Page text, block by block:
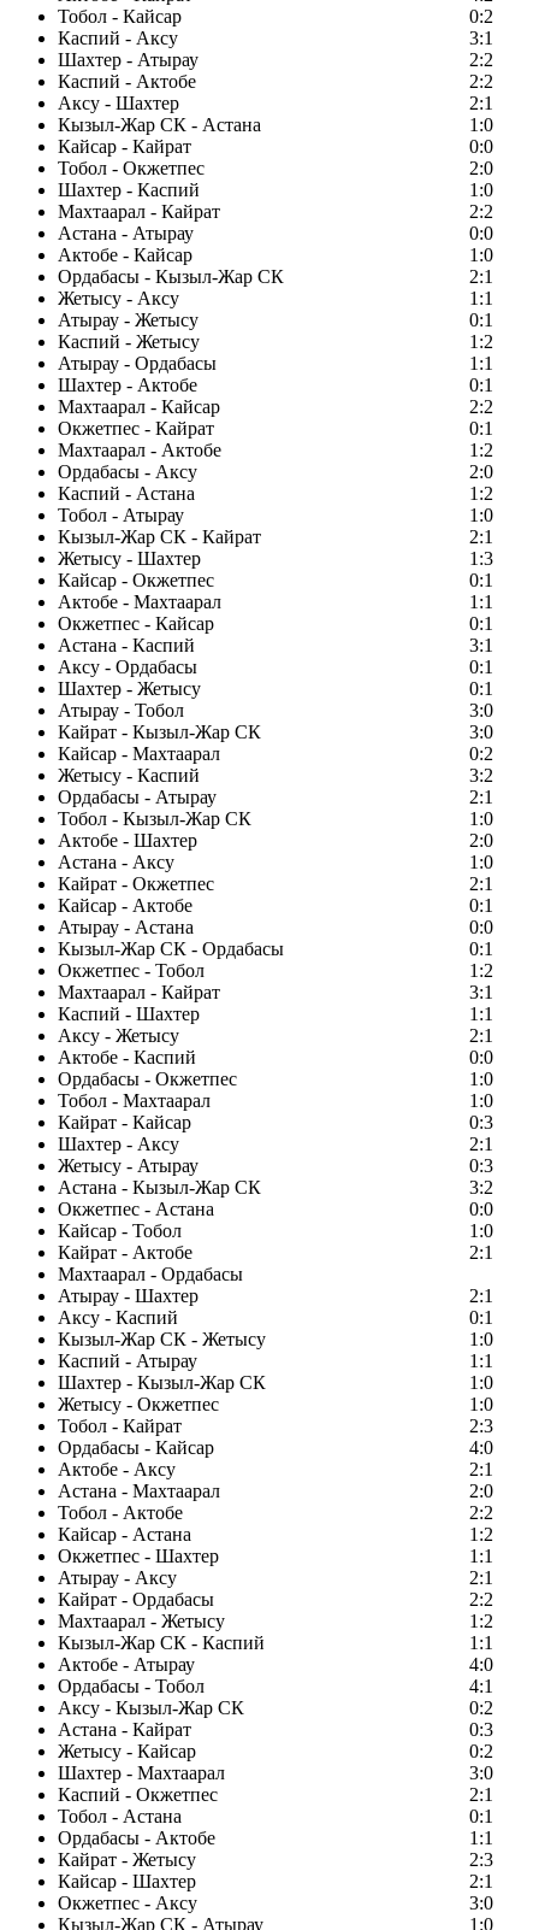
Тобол - Кайсар
0:2
Каспий - Аксу
3:1
Шахтер - Атырау
2:2
Каспий - Актобе
2:2
Аксу - Шахтер
2:1
Кызыл-Жар СК - Астана
1:0
Кайсар - Кайрат
0:0
Тобол - Окжетпес
2:0
Шахтер - Каспий
1:0
Махтаарал - Кайрат
2:2
Астана - Атырау
0:0
Актобе - Кайсар
1:0
Ордабасы - Кызыл-Жар СК
2:1
Жетысу - Аксу
1:1
Атырау - Жетысу
0:1
Каспий - Жетысу
1:2
Атырау - Ордабасы
1:1
Шахтер - Актобе
0:1
Махтаарал - Кайсар
2:2
Окжетпес - Кайрат
0:1
Махтаарал - Актобе
1:2
Ордабасы - Аксу
2:0
Каспий - Астана
1:2
Тобол - Атырау
1:0
Кызыл-Жар СК - Кайрат
2:1
Жетысу - Шахтер
1:3
Кайсар - Окжетпес
0:1
Актобе - Махтаарал
1:1
Окжетпес - Кайсар
0:1
Астана - Каспий
3:1
Аксу - Ордабасы
0:1
Шахтер - Жетысу
0:1
Атырау - Тобол
3:0
Кайрат - Кызыл-Жар СК
3:0
Кайсар - Махтаарал
0:2
Жетысу - Каспий
3:2
Ордабасы - Атырау
2:1
Тобол - Кызыл-Жар СК
1:0
Актобе - Шахтер
2:0
Астана - Аксу
1:0
Кайрат - Окжетпес
2:1
Кайсар - Актобе
0:1
Атырау - Астана
0:0
Кызыл-Жар СК - Ордабасы
0:1
Окжетпес - Тобол
1:2
Махтаарал - Кайрат
3:1
Каспий - Шахтер
1:1
Аксу - Жетысу
2:1
Актобе - Каспий
0:0
Ордабасы - Окжетпес
1:0
Тобол - Махтаарал
1:0
Кайрат - Кайсар
0:3
Шахтер - Аксу
2:1
Жетысу - Атырау
0:3
Астана - Кызыл-Жар СК
3:2
Окжетпес - Астана
0:0
Кайсар - Тобол
1:0
Кайрат - Актобе
2:1
Махтаарал - Ордабасы
Атырау - Шахтер
2:1
Аксу - Каспий
0:1
Кызыл-Жар СК - Жетысу
1:0
Каспий - Атырау
1:1
Шахтер - Кызыл-Жар СК
1:0
Жетысу - Окжетпес
1:0
Тобол - Кайрат
2:3
Ордабасы - Кайсар
4:0
Актобе - Аксу
2:1
Астана - Махтаарал
2:0
Тобол - Актобе
2:2
Кайсар - Астана
1:2
Окжетпес - Шахтер
1:1
Атырау - Аксу
2:1
Кайрат - Ордабасы
2:2
Махтаарал - Жетысу
1:2
Кызыл-Жар СК - Каспий
1:1
Актобе - Атырау
4:0
Ордабасы - Тобол
4:1
Аксу - Кызыл-Жар СК
0:2
Астана - Кайрат
0:3
Жетысу - Кайсар
0:2
Шахтер - Махтаарал
3:0
Каспий - Окжетпес
2:1
Тобол - Астана
0:1
Ордабасы - Актобе
1:1
Кайрат - Жетысу
2:3
Кайсар - Шахтер
2:1
Окжетпес - Аксу
3:0
Кызыл-Жар СК - Атырау
1:0